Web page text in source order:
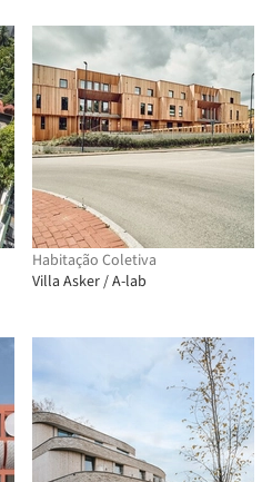
Habitação Coletiva
Villa Asker / A-lab